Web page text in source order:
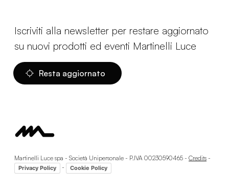
Iscriviti alla newsletter per restare aggiornato
su nuovi prodotti ed eventi Martinelli Luce
Resta aggiornato
Martinelli Luce spa - Società Unipersonale - P.IVA 00230590465 - Credits -
Privacy Policy - Cookie Policy